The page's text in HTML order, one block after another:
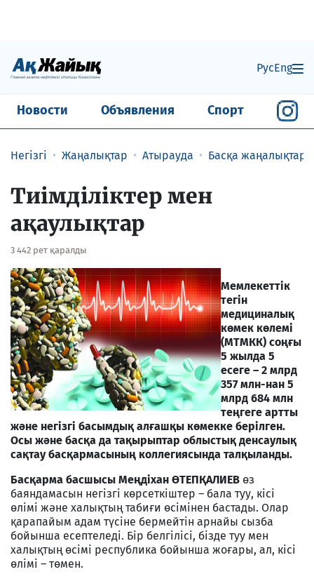
РусEng
Новости Объявления Спорт
Негізгі Жаңалықтар Атырауда Басқа жаңалықтар
Тиімділіктер мен
ақаулықтар
3 442 рет қаралды
Мемлекеттік
тегін
медициналық
көмек көлемі
(МТМКК) соңғы
5 жылда 5
есеге – 2 млрд
357 млн-нан 5
млрд 684 млн
теңгеге артты
және негізгі басымдық алғашқы көмекке берілген.
Осы және басқа да тақырыптар облыстық денсаулық
сақтау басқармасының коллегиясында талқыланды.
Басқарма басшысы Меңдіхан ӨТЕПҚАЛИЕВ өз
баяндамасын негізгі көрсеткіштер – бала туу, кісі
өлімі және халықтың табиғи өсімінен бастады. Олар
қарапайым адам түсіне бермейтін арнайы сызба
бойынша есептеледі. Бір белгілісі, бізде туу мен
халықтың өсімі республика бойынша жоғары, ал, кісі
өлімі – төмен.